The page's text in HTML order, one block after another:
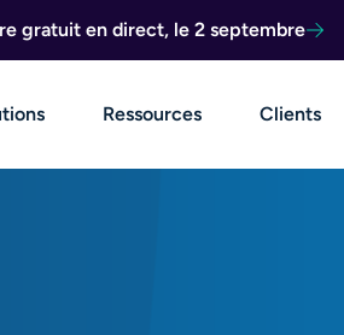
gratuit en direct, le 2 septembre
Ressources Clients